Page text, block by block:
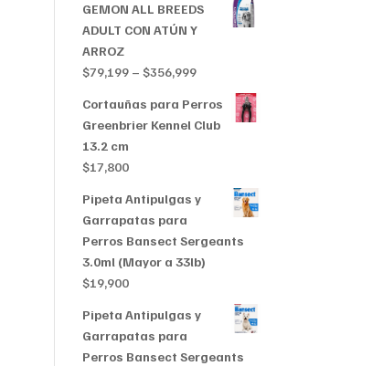
GEMON ALL BREEDS
ADULT CON ATÚN Y
ARROZ
$79,199 – $356,999Price
range:
$79,199
through
Cortauñas para Perros
Greenbrier Kennel Club
13.2 cm
$17,800
Pipeta Antipulgas y
Garrapatas para
Perros Bansect Sergeants
3.0ml (Mayor a 33lb)
$19,900
Pipeta Antipulgas y
Garrapatas para
Perros Bansect Sergeants